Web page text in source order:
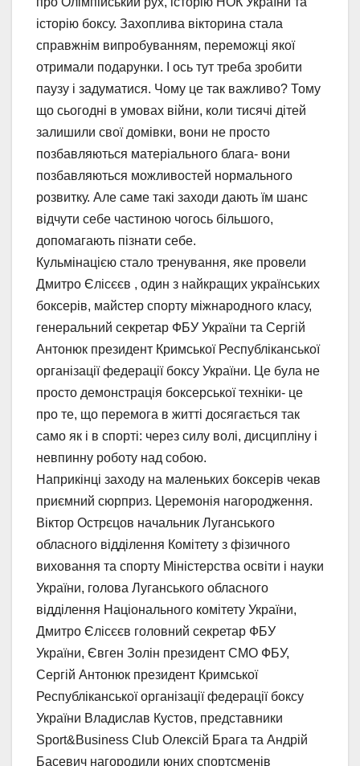
історію боксу. Захоплива вікторина стала
справжнім випробуванням, переможці якої
отримали подарунки. І ось тут треба зробити
паузу і задуматися. Чому це так важливо? Тому
що сьогодні в умовах війни, коли тисячі дітей
залишили свої домівки, вони не просто
позбавляються матеріального блага- вони
позбавляються можливостей нормального
розвитку. Але саме такі заходи дають їм шанс
відчути себе частиною чогось більшого,
допомагають пізнати себе.
Кульмінацією стало тренування, яке провели
Дмитро Єлісєєв , один з найкращих українських
боксерів, майстер спорту міжнародного класу,
генеральний секретар ФБУ України та Сергій
Антонюк президент Кримської Республіканської
організації федерації боксу України. Це була не
просто демонстрація боксерської техніки- це
про те, що перемога в житті досягається так
само як і в спорті: через силу волі, дисципліну і
невпинну роботу над собою.
Наприкінці заходу на маленьких боксерів чекав
приємний сюрприз. Церемонія нагородження.
Віктор Острєцов начальник Луганського
обласного відділення Комітету з фізичного
виховання та спорту Міністерства освіти і науки
України, голова Луганського обласного
відділення Національного комітету України,
Дмитро Єлісєєв головний секретар ФБУ
України, Євген Золін президент СМО ФБУ,
Сергій Антонюк президент Кримської
Республіканської організації федерації боксу
України Владислав Кустов, представники
Sport&Business Club Олексій Брага та Андрій
Басевич нагородили юних спортсменів